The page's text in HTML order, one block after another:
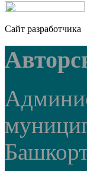
Сайт разработчика